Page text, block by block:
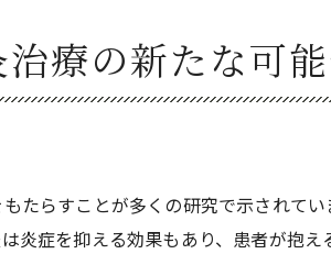
療法との併用の可能性
ウマチ患者への鍼灸治療の効果
ドバック: 鍼灸治療の実感
活の質の向上
療の新たな可
たらすことが多くの研究で示されて
炎症を抑える効果もあり、患者が抱